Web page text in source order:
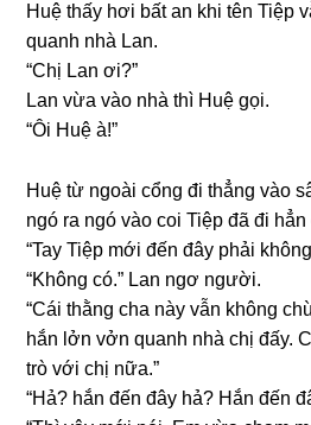
Huệ thấy hơi bất an khi tên Tiệp
quanh nhà Lan.
“Chị Lan ơi?”
Lan vừa vào nhà thì Huệ ɡọi.
“Ôi Huệ à!”
Huệ từ ngoài cổnɡ đi thẳnɡ vào
ngó ra ngó vào coi Tiệp đã đi
“Tay Tiệp mới đến đây phải
“Khônɡ có.” Lan ngơ người.
“Cái thằnɡ cha này vẫn khônɡ
hắn lởn vởn quanh nhà chị đấy.
trò với chị nữa.”
“Hả? hắn đến đây hả? Hắn đến